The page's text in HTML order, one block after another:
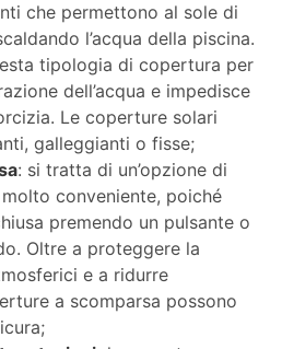
che permettono al sole di
l’acqua della piscina.
tipologia di copertura per
dell’acqua e impedisce
Le coperture solari
galleggianti o fisse;
: si tratta di un’opzione di
conveniente, poiché
premendo un pulsante o
Oltre a proteggere la
e a ridurre
a scomparsa possono